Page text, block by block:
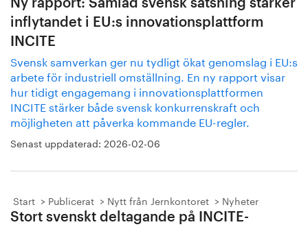
Ny rapport: Samlad svensk satsning stärker
inflytandet i EU:s innovationsplattform
INCITE
Svensk samverkan ger nu tydligt ökat genomslag i EU:s
arbete för industriell omställning. En ny rapport visar
hur tidigt engagemang i innovationsplattformen
INCITE stärker både svensk konkurrenskraft och
möjligheten att påverka kommande EU-regler.
Senast uppdaterad: 2026-02-06
Start Publicerat Nytt från Jernkontoret Nyheter
Stort svenskt deltagande på INCITE-